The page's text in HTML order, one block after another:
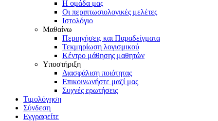
Η ομάδα μας
Οι περιπτωσιολογικές μελέτες
Ιστολόγιο
Μαθαίνω
Περιηγήσεις και Παραδείγματα
Τεκμηρίωση λογισμικού
Κέντρο μάθησης μαθητών
Υποστήριξη
Διασφάλιση ποιότητας
Επικοινωνήστε μαζί μας
Συχνές ερωτήσεις
Τιμολόγηση
Σύνδεση
Εγγραφείτε